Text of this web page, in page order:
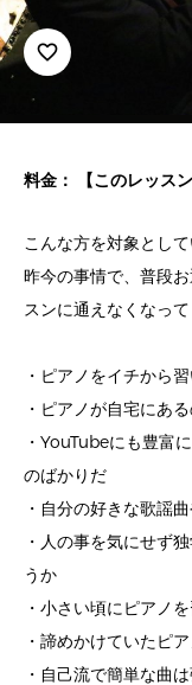
favorite_border
料金： 【このレッス
こんな方を対象とし
昨今の事情で、普段
スンに通えなくなって
・ピアノをイチから
・ピアノが自宅にあ
・YouTubeにも豊富
のばかりだ
・自分の好きな歌謡
・人の事を気にせず
うか
・小さい頃にピアノ
・諦めかけていたピ
・自己流で簡単な曲